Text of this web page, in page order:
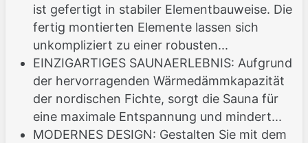
ist gefertigt in stabiler Elementbauweise. Die
fertig montierten Elemente lassen sich
unkompliziert zu einer robusten...
EINZIGARTIGES SAUNAERLEBNIS: Aufgrund
der hervorragenden Wärmedämmkapazität
der nordischen Fichte, sorgt die Sauna für
eine maximale Entspannung und mindert...
MODERNES DESIGN: Gestalten Sie mit dem